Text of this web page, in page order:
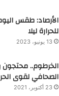
الأرصاد: طقس
للحرارة ليلا
13 يونيو، 2023
الخرطوم.. محتجون
الصحافي لقوى
23 أكتوبر، 2021